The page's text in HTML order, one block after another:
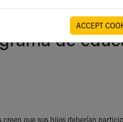
de
creen que sus hijos deberían
ACCEPT